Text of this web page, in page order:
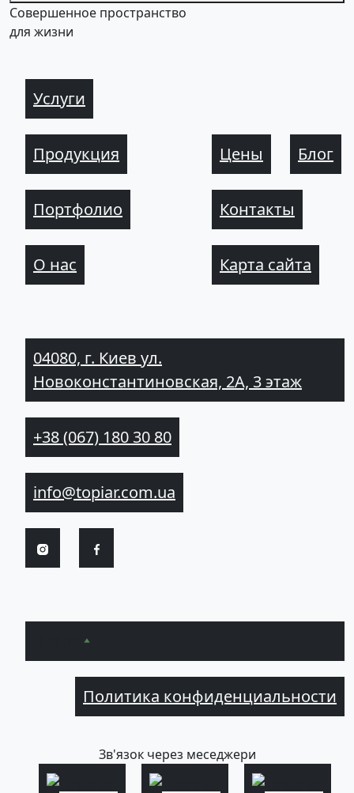
Совершенное пространство
для жизни
Услуги
Продукция
Портфолио
О нас
Цены Блог
Контакты
Карта сайта
04080, г. Киев ул.
Новоконстантиновская, 2А, 3 этаж
+38 (067) 180 30 80
info@topiar.com.ua
Политика конфиденциальности
Зв'язок через меседжери